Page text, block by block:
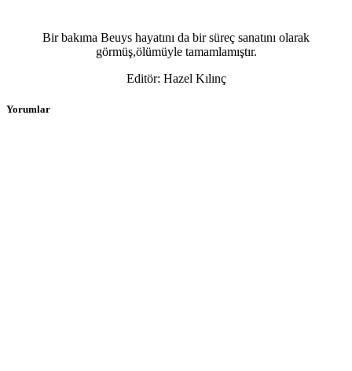
Bir bakıma Beuys hayatını da bir süreç sanatını olarak
görmüş,ölümüyle tamamlamıştır.
Editör: Hazel Kılınç
Yorumlar